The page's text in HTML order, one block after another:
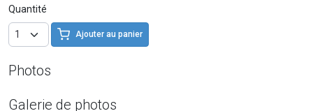
Quantité
Ajouter au panier
Photos
Galerie de photos